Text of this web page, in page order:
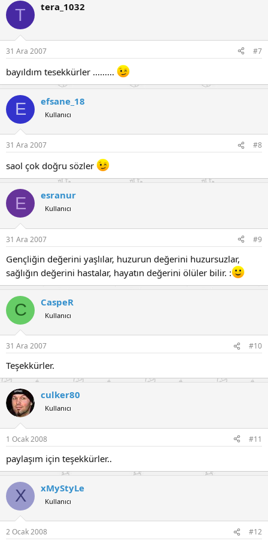
T tera_1032
31 Ara 2007 #7
bayıldım tesekkürler .........
E efsane_18
Kullanıcı
31 Ara 2007 #8
saol çok doğru sözler
E esranur
Kullanıcı
31 Ara 2007 #9
Gençliğin değerini yaşlılar, huzurun değerini huzursuzlar,
sağlığın değerini hastalar, hayatın değerini ölüler bilir. :
C CaspeR
Kullanıcı
31 Ara 2007 #10
Teşekkürler.
culker80
Kullanıcı
1 Ocak 2008 #11
paylaşım için teşekkürler..
X xMyStyLe
Kullanıcı
2 Ocak 2008 #12